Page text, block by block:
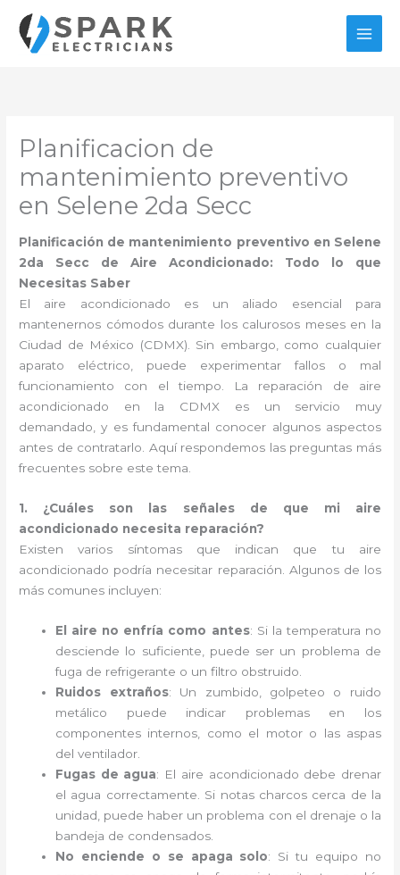
contenido
Planificacion de
mantenimiento preventivo
en Selene 2da Secc
Planificación de mantenimiento preventivo en Selene
2da Secc de Aire Acondicionado: Todo lo que
Necesitas Saber
El aire acondicionado es un aliado esencial para
mantenernos cómodos durante los calurosos meses en la
Ciudad de México (CDMX). Sin embargo, como cualquier
aparato eléctrico, puede experimentar fallos o mal
funcionamiento con el tiempo. La reparación de aire
acondicionado en la CDMX es un servicio muy
demandado, y es fundamental conocer algunos aspectos
antes de contratarlo. Aquí respondemos las preguntas más
frecuentes sobre este tema.
1. ¿Cuáles son las señales de que mi aire
acondicionado necesita reparación?
Existen varios síntomas que indican que tu aire
acondicionado podría necesitar reparación. Algunos de los
más comunes incluyen:
El aire no enfría como antes: Si la temperatura no
desciende lo suficiente, puede ser un problema de
fuga de refrigerante o un filtro obstruido.
Ruidos extraños: Un zumbido, golpeteo o ruido
metálico puede indicar problemas en los
componentes internos, como el motor o las aspas
del ventilador.
Fugas de agua: El aire acondicionado debe drenar
el agua correctamente. Si notas charcos cerca de la
unidad, puede haber un problema con el drenaje o la
bandeja de condensados.
No enciende o se apaga solo: Si tu equipo no